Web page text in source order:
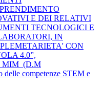
E DEI RELATIVI
TECNOLOGICI E
IN
CON
4.0”,
MIM_(D.M
delle competenze STEM e